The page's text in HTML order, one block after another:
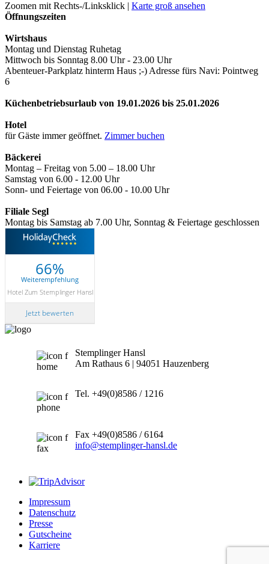
Zoomen mit Rechts-/Linksklick | Karte groß ansehen
Öffnungszeiten
Wirtshaus
Montag und Dienstag Ruhetag
Mittwoch bis Sonntag 8.00 Uhr - 23.00 Uhr
Abenteuer-Parkplatz hinterm Haus ;-) Adresse fürs Navi: Pointweg
6
Küchenbetriebsurlaub von 19.01.2026 bis 25.01.2026
Hotel
für Gäste immer geöffnet. Zimmer buchen
Bäckerei
Montag – Freitag von 5.00 – 18.00 Uhr
Samstag von 6.00 - 12.00 Uhr
Sonn- und Feiertage von 06.00 - 10.00 Uhr
Filiale Segl
Montag bis Samstag ab 7.00 Uhr, Sonntag & Feiertage geschlossen
66%
Weiterempfehlung
Hotel Zum Stemplinger Hansl
Jetzt bewerten
Stemplinger Hansl
Am Rathaus 6 | 94051 Hauzenberg
Tel. +49(0)8586 / 1216
Fax +49(0)8586 / 6164
info@stemplinger-hansl.de
Impressum
Datenschutz
Presse
Gutscheine
Karriere